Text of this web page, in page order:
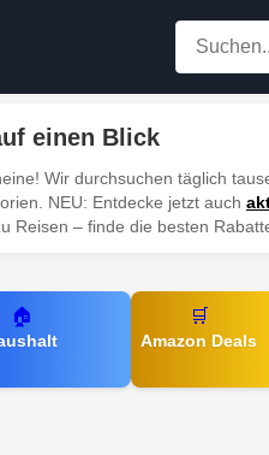
einen Blick
Wir durchsuchen täglich
NEU: Entdecke jetzt auch
Reisen – finde die besten
🏠 🛒
Amazon Deals